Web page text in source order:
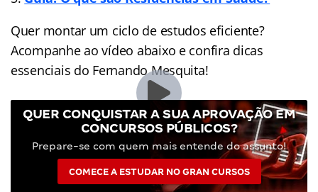
Quer montar um ciclo de estudos eficiente?
Acompanhe ao vídeo abaixo e confira dicas
essenciais do Fernando Mesquita!
QUER CONQUISTAR A SUA APROVAÇÃO EM
CONCURSOS PÚBLICOS?
Prepare-se com quem mais entende do assunto!
COMECE A ESTUDAR NO GRAN CURSOS